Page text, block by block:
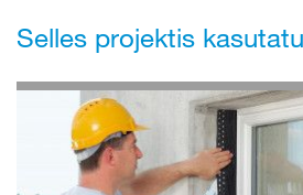
Selles projektis